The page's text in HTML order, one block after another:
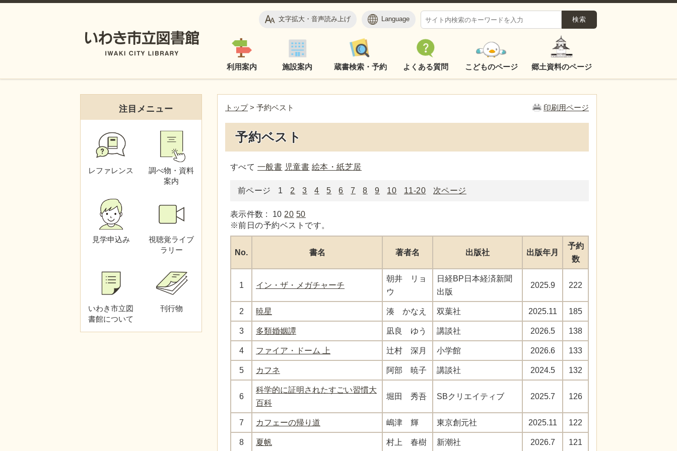
文字拡大・音声読み上げ Language
利用案内 施設案内 蔵書検索・予約 よくある質問 こどものページ 郷土資料のページ
印刷用ページ
トップ> 予約ベスト
予約ベスト
すべて 一般書 児童書 絵本・紙芝居
前ページ 1 2 3 4 5 6 7 8 9 10 11-20 次ページ
表示件数 : 10 20 50
※前日の予約ベストです。
No. 書名 著者名 出版社 出版年月
予約
数
1 イン・ザ・メガチャーチ
朝井 リョ
ウ
日経BP日本経済新聞
出版
2025.9 222
2 暁星 湊 かなえ 双葉社 2025.11 185
3 多類婚姻譚 凪良 ゆう 講談社 2026.5 138
4 ファイア・ドーム 上 辻村 深月 小学館 2026.6 133
5 カフネ 阿部 暁子 講談社 2024.5 132
6
科学的に証明されたすごい習慣大
百科
堀田 秀吾 SBクリエイティブ 2025.7 126
7 カフェーの帰り道 嶋津 輝 東京創元社 2025.11 122
8 夏帆 村上 春樹 新潮社 2026.7 121
注目メニュー
レファレンス
調べ物・資料
案内
見学申込み 視聴覚ライブ
ラリー
いわき市立図
書館について
刊行物